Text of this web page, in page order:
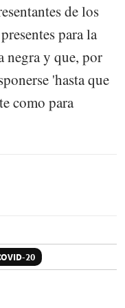
de los
para la
negra y que, por
'hasta que
como para
20